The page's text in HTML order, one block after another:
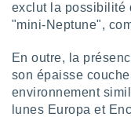
exclut la possibilité
"mini-Neptune",
En outre, la
son épaisse
environnement
lunes Europa et